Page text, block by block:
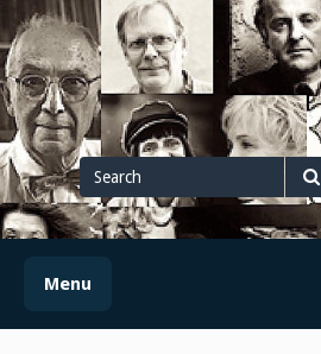
Skip
to
content
Search
for
Menu